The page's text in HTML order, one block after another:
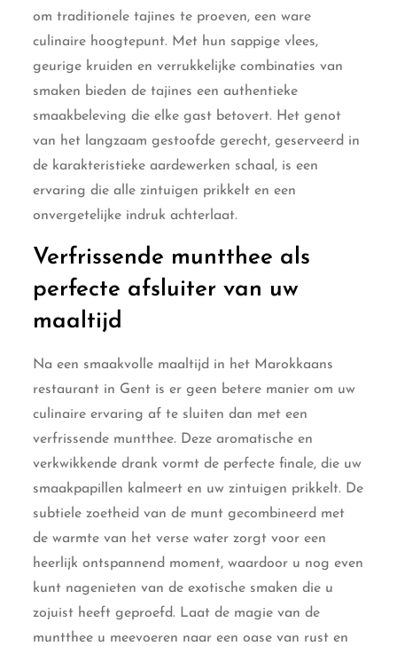
om traditionele tajines te proeven, een ware
culinaire hoogtepunt. Met hun sappige vlees,
geurige kruiden en verrukkelijke combinaties van
smaken bieden de tajines een authentieke
smaakbeleving die elke gast betovert. Het genot
van het langzaam gestoofde gerecht, geserveerd in
de karakteristieke aardewerken schaal, is een
ervaring die alle zintuigen prikkelt en een
onvergetelijke indruk achterlaat.
Verfrissende muntthee als
perfecte afsluiter van uw
maaltijd
Na een smaakvolle maaltijd in het Marokkaans
restaurant in Gent is er geen betere manier om uw
culinaire ervaring af te sluiten dan met een
verfrissende muntthee. Deze aromatische en
verkwikkende drank vormt de perfecte finale, die uw
smaakpapillen kalmeert en uw zintuigen prikkelt. De
subtiele zoetheid van de munt gecombineerd met
de warmte van het verse water zorgt voor een
heerlijk ontspannend moment, waardoor u nog even
kunt nagenieten van de exotische smaken die u
zojuist heeft geproefd. Laat de magie van de
muntthee u meevoeren naar een oase van rust en